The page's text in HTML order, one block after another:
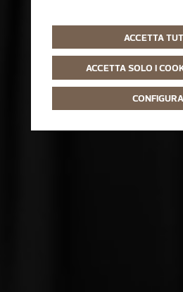
ACCETTA
ACCETTA SOLO I
CONFIGURA